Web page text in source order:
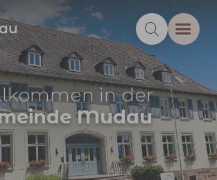
springen
in der
Mudau